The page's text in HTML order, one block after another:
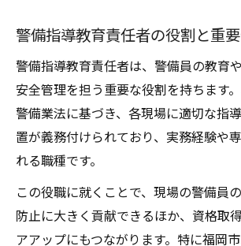
警備指導教育責任者の役割と重
警備指導教育責任者は、警備員の教育
安全管理を担う重要な役割を持ちます
警備業法に基づき、各現場に適切な指
置が義務付けられており、実務経験や
れる職種です。
この役職に就くことで、現場の警備員
防止に大きく貢献できるほか、資格取
アアップにもつながります。特に福岡